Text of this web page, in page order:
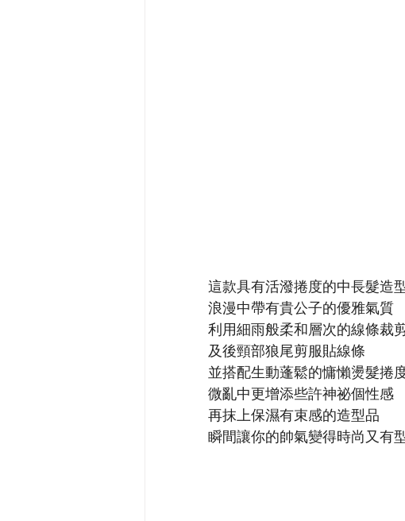
這款具有活潑捲度的中長髮造
浪漫中帶有貴公子的優雅氣質
利用細雨般柔和層次的線條裁
及後頸部狼尾剪服貼線條
並搭配生動蓬鬆的慵懶燙髮捲
微亂中更增添些許神祕個性感
再抹上保濕有束感的造型品
瞬間讓你的帥氣變得時尚又有